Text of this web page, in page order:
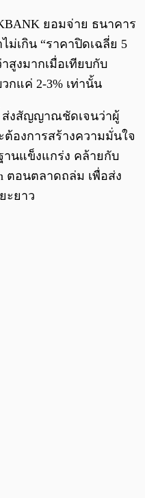
ยอมจ่าย ธนาคาร
เกิน “ราคาปิดเฉลี่ย 5
สูงมากเมื่อเทียบกับ
กแค่ 2-3% เท่านั้น
ส่งสัญญาณชัดเจนว่าผู้
องการสร้างความมั่นใจ
นแข็งแกร่ง คล้ายกับ
ตอนตลาดถล่ม เพื่อส่ง
ะยาว